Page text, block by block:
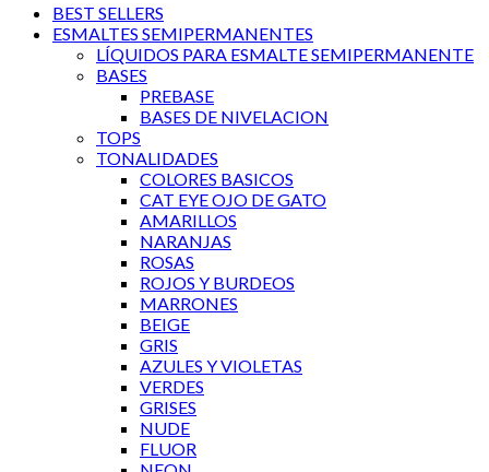
BEST SELLERS
ESMALTES SEMIPERMANENTES
LÍQUIDOS PARA ESMALTE SEMIPERMANENTE
BASES
PREBASE
BASES DE NIVELACION
TOPS
TONALIDADES
COLORES BASICOS
CAT EYE OJO DE GATO
AMARILLOS
NARANJAS
ROSAS
ROJOS Y BURDEOS
MARRONES
BEIGE
GRIS
AZULES Y VIOLETAS
VERDES
GRISES
NUDE
FLUOR